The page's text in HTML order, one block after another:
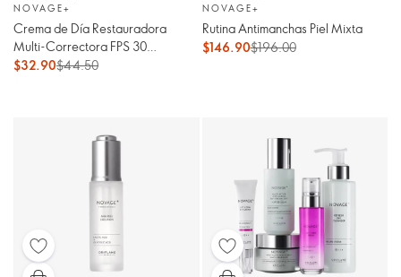
NOVAGE+
Crema de Día Restauradora
Multi-Correctora FPS 30
Novage+
$32.90$44.50
NOVAGE+
Rutina Antimanchas Piel Mixta
$146.90$196.00